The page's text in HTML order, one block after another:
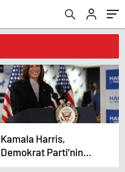
Kamala Harris,
Demokrat Parti’nin
başkan adayı olma